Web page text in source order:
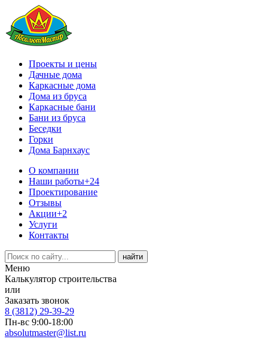
Проекты и цены
Дачные дома
Каркасные дома
Дома из бруса
Каркасные бани
Бани из бруса
Беседки
Горки
Дома Барнхаус
О компании
Наши работы+24
Проектирование
Отзывы
Акции+2
Услуги
Контакты
Меню
Калькулятор строительства
или
Заказать звонок
8 (3812) 29-39-29
Пн-вс 9:00-18:00
absolutmaster@list.ru